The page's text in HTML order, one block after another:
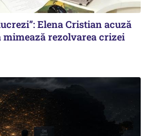
Elena Cristian acuză
rezolvarea crizei